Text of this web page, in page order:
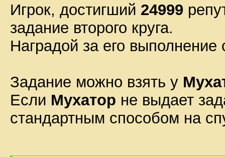
Игрок, достигший 24999
задание второго круга.
Наградой за его выполнение
Задание можно взять у
Если Мухатор не выдает
стандартным способом на